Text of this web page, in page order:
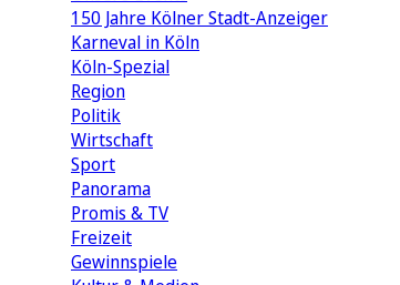
150 Jahre Kölner Stadt-Anzeiger
Karneval in Köln
Köln-Spezial
Region
Politik
Wirtschaft
Sport
Panorama
Promis & TV
Freizeit
Gewinnspiele